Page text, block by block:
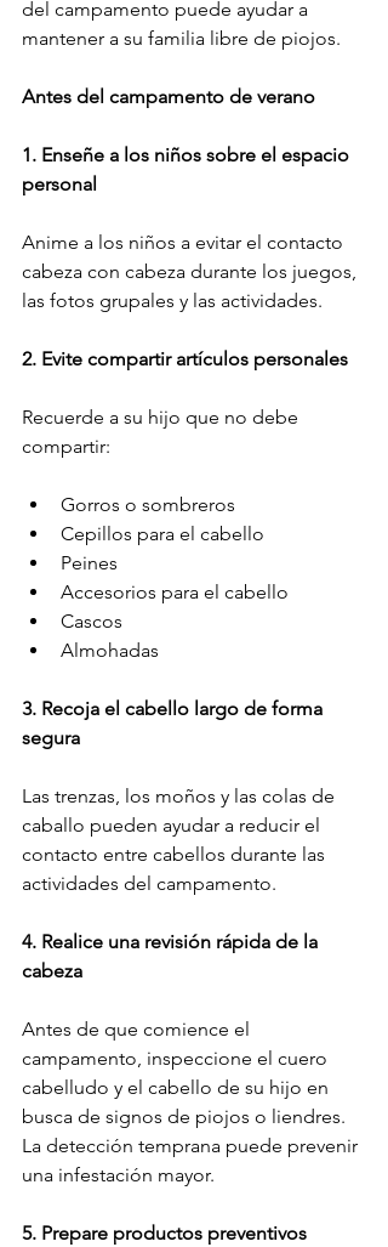
del campamento puede ayudar a
mantener a su familia libre de piojos.
Antes del campamento de verano
1. Enseñe a los niños sobre el espacio
personal
Anime a los niños a evitar el contacto
cabeza con cabeza durante los juegos,
las fotos grupales y las actividades.
2. Evite compartir artículos personales
Recuerde a su hijo que no debe
compartir:
Gorros o sombreros
Cepillos para el cabello
Peines
Accesorios para el cabello
Cascos
Almohadas
3. Recoja el cabello largo de forma
segura
Las trenzas, los moños y las colas de
caballo pueden ayudar a reducir el
contacto entre cabellos durante las
actividades del campamento.
4. Realice una revisión rápida de la
cabeza
Antes de que comience el
campamento, inspeccione el cuero
cabelludo y el cabello de su hijo en
busca de signos de piojos o liendres.
La detección temprana puede prevenir
una infestación mayor.
5. Prepare productos preventivos